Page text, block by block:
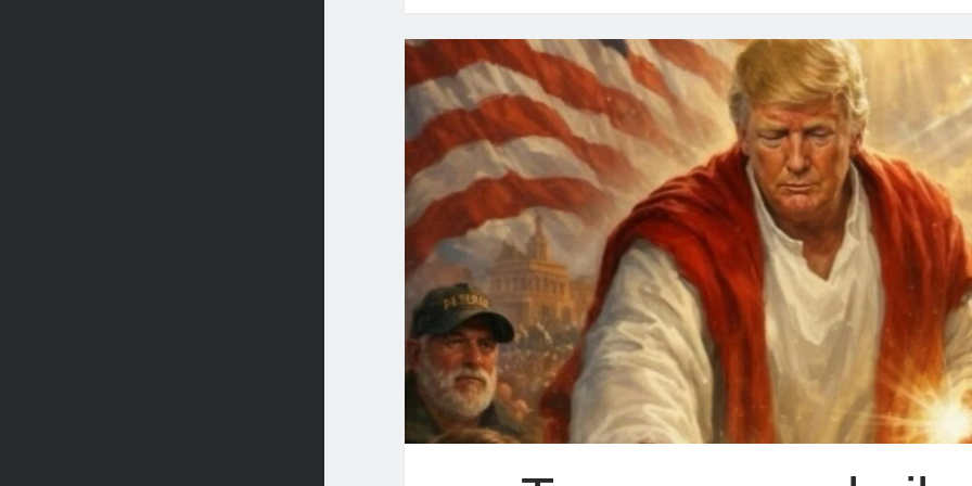
limiti,
bollette
senza
aiuti